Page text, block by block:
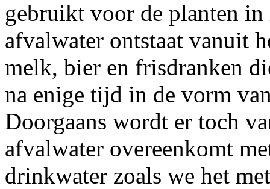
gebruikt voor de planten
afvalwater ontstaat vanuit
melk, bier en frisdranken
na enige tijd in de vorm
Doorgaans wordt er toch
afvalwater overeenkomt
drinkwater zoals we het